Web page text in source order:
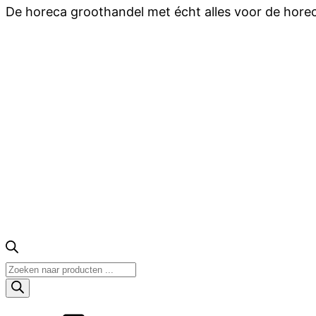
De horeca groothandel met écht alles voor de
Producten
zoeken